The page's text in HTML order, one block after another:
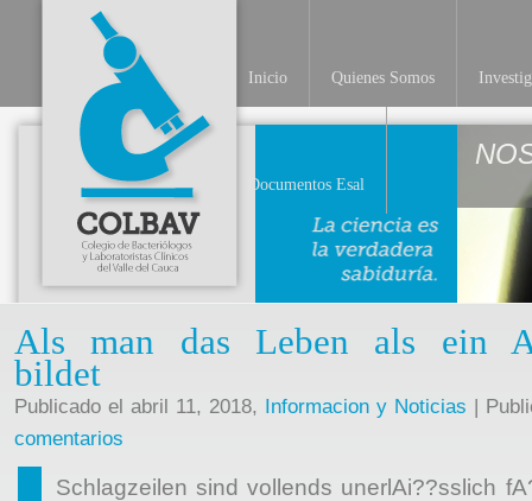
Inicio Quienes Somos
Documentos Esal
Als man das Leben als ein
bildet
Publicado el abril 11, 2018, Informacion y Noticias |
comentarios
Schlagzeilen sind vollends unerlAi??sslich